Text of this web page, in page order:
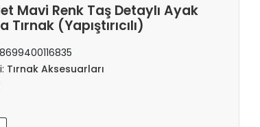
Mavi Renk Taş Detaylı Ayak
Tırnak (Yapıştırıcılı)
8699400116835
Tırnak Aksesuarları